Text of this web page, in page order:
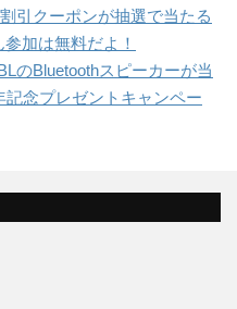
引クーポンが抽選で当たる
加は無料だよ！
のBluetoothスピーカーが当
念プレゼントキャンペー